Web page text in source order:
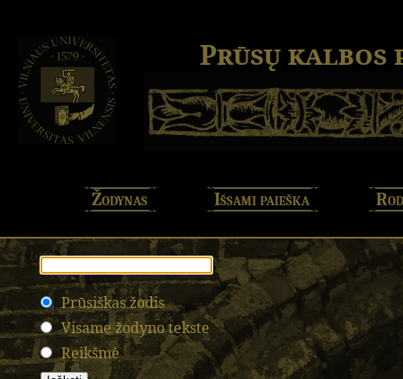
Prūsų kalbos
Žodynas Išsami paieška
Prūsiškas žodis
Visame žodyno tekste
Reikšmė